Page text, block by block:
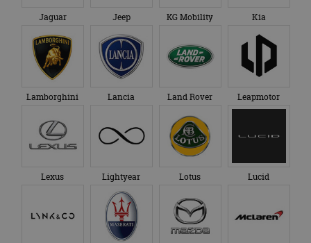
Jaguar Jeep KG Mobility Kia
Lamborghini Lancia Land Rover Leapmotor
Lexus Lightyear Lotus Lucid